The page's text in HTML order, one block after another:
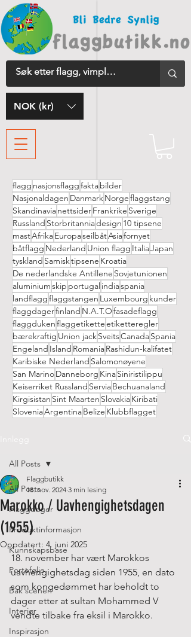
NOK (kr)
flagg nasjonsflaggfaktabilder
Nasjonaldagen DanmarkNorgeflaggstang
SkandinavianettsiderFrankrike Sverige
Russland Storbritanniadesign 10 tipsene
mastAfrikaEuropaseilbåtAsiafornyet
båtflagg Nederland Union flagg ItaliaJapan
tyskland Samisktipsene Kroatia
De nederlandske Antillene Sovjetunionen
aluminiumskip portugal indiaspania
landflaggflaggstangen Luxembourg kunder
flaggdagerfinland N.A.T.Ofasadeflagg
flaggdukenflaggetiketteetiketteregler
bærekraftig Union jackSveitsCanadaSpania
Engeland Island RomaniaRashidun-kalifatet
Karibiske Nederland Salomonøyene
San MarinoDanneborg KinaSiniristilippu
Keiserriket Russland ServiaBechuanaland
Kirgisistan Sint Maarten SlovakiaKiribati
SloveniaArgentinaBelize Klubbflagget
All Posts
Flaggdager
Produktinformasjon
Kunnskapsbase
Portefølje
Bak scenen
Interiør
Inspirasjon
All Posts
Marokko / Uavhengighetsdagen
(1955)
Flaggbutikk
18. nov. 2024 3 min lesing
Oppdatert: 4. juni 2025
18. november har vært Marokkos
uavhengighetsdag siden 1955, en dato
som kongedømmet har beholdt to
dager etter at sultan Mohammed V
vendte tilbake fra eksil i Marokko.